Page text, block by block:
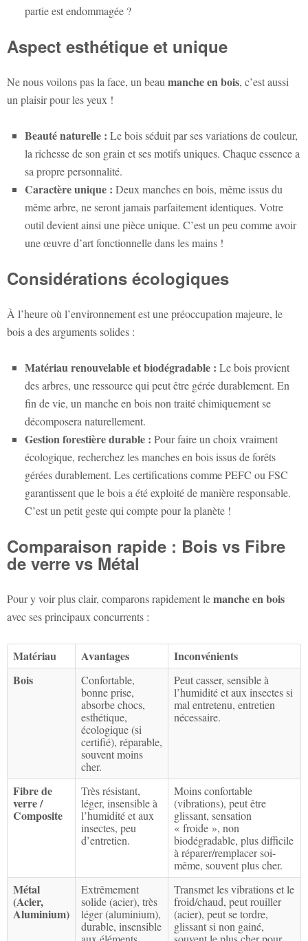
partie est endommagée ?
Aspect esthétique et unique
Ne nous voilons pas la face, un beau manche en bois, c’est aussi
un plaisir pour les yeux !
Beauté naturelle : Le bois séduit par ses variations de couleur,
la richesse de son grain et ses motifs uniques. Chaque essence a
sa propre personnalité.
Caractère unique : Deux manches en bois, même issus du
même arbre, ne seront jamais parfaitement identiques. Votre
outil devient ainsi une pièce unique. C’est un peu comme avoir
une œuvre d’art fonctionnelle dans les mains !
Considérations écologiques
À l’heure où l’environnement est une préoccupation majeure, le
bois a des arguments solides :
Matériau renouvelable et biodégradable : Le bois provient
des arbres, une ressource qui peut être gérée durablement. En
fin de vie, un manche en bois non traité chimiquement se
décomposera naturellement.
Gestion forestière durable : Pour faire un choix vraiment
écologique, recherchez les manches en bois issus de forêts
gérées durablement. Les certifications comme PEFC ou FSC
garantissent que le bois a été exploité de manière responsable.
C’est un petit geste qui compte pour la planète !
Comparaison rapide : Bois vs Fibre
de verre vs Métal
Pour y voir plus clair, comparons rapidement lemanche en bois
avec ses principaux concurrents :
Matériau Avantages
Inconvénients
Bois
Confortable,
bonne prise,
absorbe chocs,
esthétique,
écologique (si
certifié), réparable,
souvent moins
cher.
Peut casser, sensible à
l’humidité et aux insectes si
mal entretenu, entretien
nécessaire.
Fibre de
verre /
Composite
Très résistant,
léger, insensible à
l’humidité et aux
insectes, peu
d’entretien.
Moins confortable
(vibrations), peut être
glissant, sensation
« froide », non
biodégradable, plus difficile
à réparer/remplacer soi-
même, souvent plus cher.
Métal
(Acier,
Aluminium)
Extrêmement
solide (acier), très
léger (aluminium),
durable, insensible
Transmet les vibrations et le
froid/chaud, peut rouiller
(acier), peut se tordre,
glissant si non gainé,